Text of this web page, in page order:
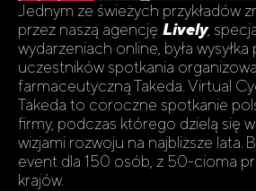
Jednym ze świeżych przykładów
przez naszą agencję Lively,
wydarzeniach online, była
uczestników spotkania
farmaceutyczną Takeda. Virtual
Takeda to coroczne spotkanie
firmy, podczas którego dzielą się
wizjami rozwoju na najbliższe lata.
event dla 150 osób, z 50-cioma
krajów.